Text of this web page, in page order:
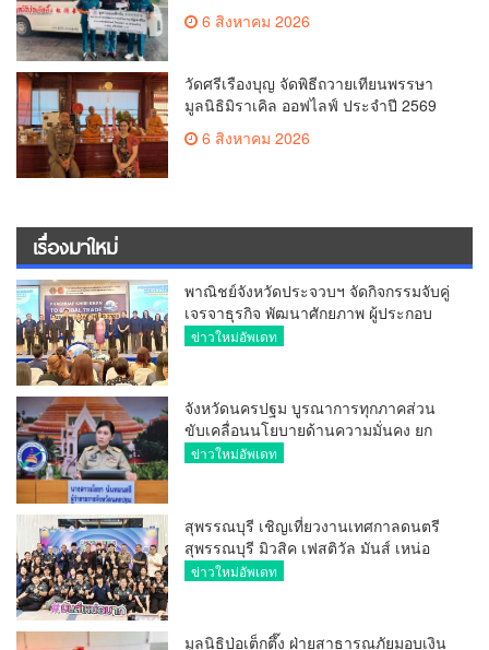
20,000 บาท
6 สิงหาคม 2026
วัดศรีเรืองบุญ จัดพิธีถวายเทียนพรรษา
มูลนิธิมิราเคิล ออฟไลฟ์ ประจำปี 2569
ประธาน
6 สิงหาคม 2026
เรื่องมาใหม่
พาณิชย์จังหวัดประจวบฯ จัดกิจกรรมจับคู่
เจรจาธุรกิจ พัฒนาศักยภาพ ผู้ประกอบ
การ ขยายช่องทางการค้า สู่การค้า
ข่าวใหม่อัพเดท
จังหวัดนครปฐม บูรณาการทุกภาคส่วน
ขับเคลื่อนนโยบายด้านความมั่นคง ยก
ระดับการป้องกันอาชญากรรมทาง
ข่าวใหม่อัพเดท
สุพรรณบุรี เชิญเที่ยวงานเทศกาลดนตรี
สุพรรณบุรี มิวสิค เฟสติวัล มันส์ เหน่อ
มาก
ข่าวใหม่อัพเดท
มูลนิธิป่อเต็กตึ๊ง ฝ่ายสาธารณภัยมอบเงิน